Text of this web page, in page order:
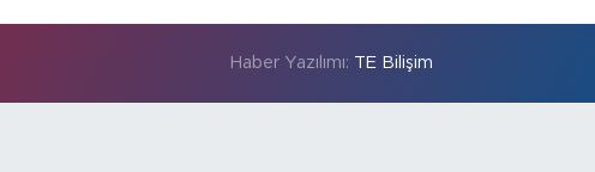
Haber Yazılımı: TE Bilişim